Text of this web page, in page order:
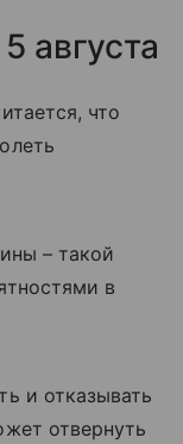
августа
что
– такой
в
и отказывать
отвернуть